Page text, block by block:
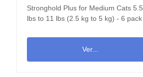
Stronghold Plus for Medium Cats 5.5
lbs to 11 lbs (2.5 kg to 5 kg) - 6 pack
Ver...